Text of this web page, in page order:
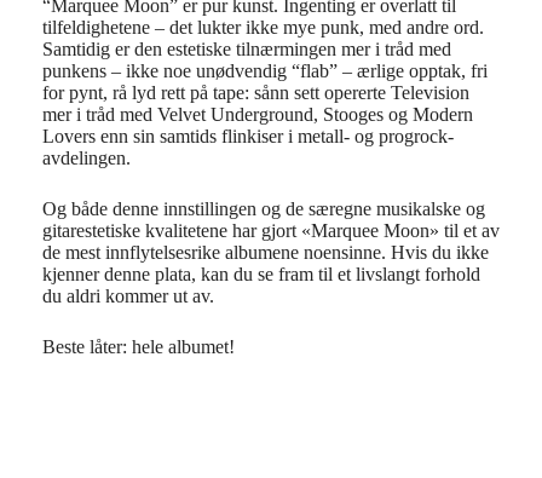
“Marquee Moon” er pur kunst. Ingenting er overlatt til
tilfeldighetene – det lukter ikke mye punk, med andre ord.
Samtidig er den estetiske tilnærmingen mer i tråd med
punkens – ikke noe unødvendig “flab” – ærlige opptak, fri
for pynt, rå lyd rett på tape: sånn sett opererte Television
mer i tråd med Velvet Underground, Stooges og Modern
Lovers enn sin samtids flinkiser i metall- og progrock-
avdelingen.
Og både denne innstillingen og de særegne musikalske og
gitarestetiske kvalitetene har gjort «Marquee Moon» til et av
de mest innflytelsesrike albumene noensinne. Hvis du ikke
kjenner denne plata, kan du se fram til et livslangt forhold
du aldri kommer ut av.
Beste låter: hele albumet!